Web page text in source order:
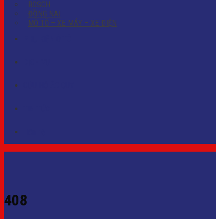
BOSCH
ĐỒNG NAI
MÔ TÔ – XE MÁY – XE ĐIỆN
408